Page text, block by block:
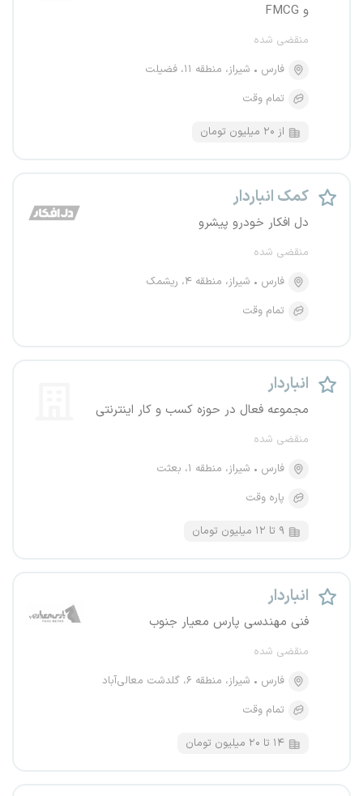
و FMCG
منقضی شده
فارس
شیراز، منطقه ۱۱، فضیلت
تمام وقت
از ۲۰ میلیون تومان
کمک انباردار
دل افکار خودرو پیشرو
منقضی شده
فارس
شیراز، منطقه ۴، ریشمک
تمام وقت
انباردار
مجموعه فعال در حوزه کسب و کار اینترنتی
منقضی شده
فارس
شیراز، منطقه ۱، بعثت
پاره وقت
۹ تا ۱۲ میلیون تومان
انباردار
فنی مهندسی پارس معیار جنوب
منقضی شده
فارس
شیراز، منطقه ۶، گلدشت معالی‌آباد
تمام وقت
۱۴ تا ۲۰ میلیون تومان